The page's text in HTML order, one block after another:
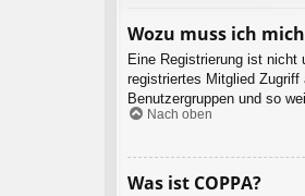
Wozu muss ich
Eine Registrierung ist
registriertes Mitglied
Benutzergruppen und so
Nach oben
Was ist COPPA?